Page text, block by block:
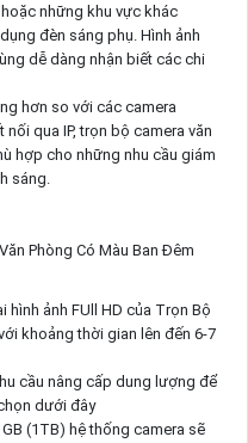
những khu vực khác
đèn sáng phụ. Hình ảnh
dễ dàng nhận biết các chi
hơn so với các camera
qua IP, trọn bộ camera văn
hợp cho những nhu cầu giám
sáng.
Phòng Có Màu Ban Đêm
hình ảnh FUll HD của Trọn Bộ
khoảng thời gian lên đến 6-7
cầu nâng cấp dung lượng để
dưới đây
(1TB) hệ thống camera sẽ